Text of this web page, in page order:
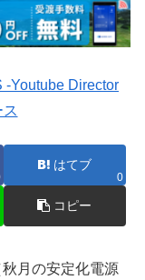
-Youtube Director
はてブ
0
コピー
月の安定化電源